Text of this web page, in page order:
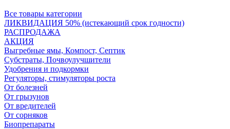
Все товары категории
ЛИКВИДАЦИЯ 50% (истекающий срок годности)
РАСПРОДАЖА
АКЦИЯ
Выгребные ямы, Компост, Септик
Субстраты, Почвоулучшители
Удобрения и подкормки
Регуляторы, стимуляторы роста
От болезней
От грызунов
От вредителей
От сорняков
Биопрепараты